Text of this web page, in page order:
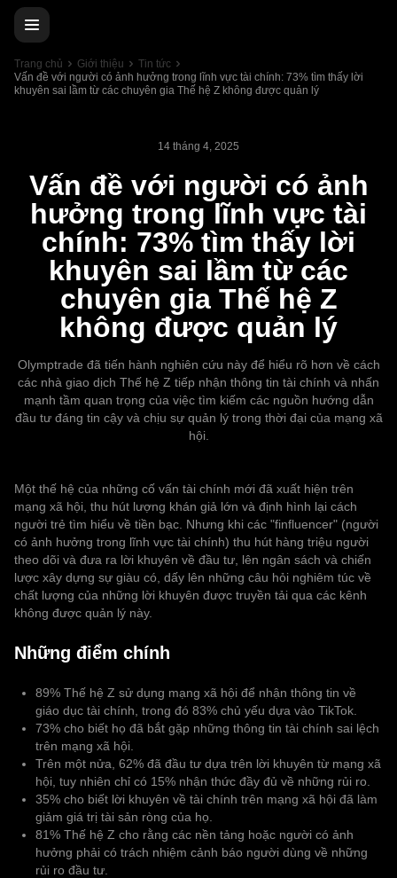
Trang chủ Giới thiệu
Tin tức
Vấn đề với người có ảnh hưởng trong lĩnh vực tài chính: 73% tìm thấy lời
khuyên sai lầm từ các chuyên gia Thế hệ Z không được quản lý
14 tháng 4, 2025
Vấn đề với người có ảnh
hưởng trong lĩnh vực tài
chính: 73% tìm thấy lời
khuyên sai lầm từ các
chuyên gia Thế hệ Z
không được quản lý
Olymptrade đã tiến hành nghiên cứu này để hiểu rõ hơn về cách
các nhà giao dịch Thế hệ Z tiếp nhận thông tin tài chính và nhấn
mạnh tầm quan trọng của việc tìm kiếm các nguồn hướng dẫn
đầu tư đáng tin cậy và chịu sự quản lý trong thời đại của mạng xã
hội.
Một thế hệ của những cố vấn tài chính mới đã xuất hiện trên
mạng xã hội, thu hút lượng khán giả lớn và định hình lại cách
người trẻ tìm hiểu về tiền bạc. Nhưng khi các "finfluencer" (người
có ảnh hưởng trong lĩnh vực tài chính) thu hút hàng triệu người
theo dõi và đưa ra lời khuyên về đầu tư, lên ngân sách và chiến
lược xây dựng sự giàu có, dấy lên những câu hỏi nghiêm túc về
chất lượng của những lời khuyên được truyền tải qua các kênh
không được quản lý này.
Những điểm chính
89% Thế hệ Z sử dụng mạng xã hội để nhận thông tin về
giáo dục tài chính, trong đó 83% chủ yếu dựa vào TikTok.
73% cho biết họ đã bắt gặp những thông tin tài chính sai lệch
trên mạng xã hội.
Trên một nửa, 62% đã đầu tư dựa trên lời khuyên từ mạng xã
hội, tuy nhiên chỉ có 15% nhận thức đầy đủ về những rủi ro.
35% cho biết lời khuyên về tài chính trên mạng xã hội đã làm
giảm giá trị tài sản ròng của họ.
81% Thế hệ Z cho rằng các nền tảng hoặc người có ảnh
hưởng phải có trách nhiệm cảnh báo người dùng về những
rủi ro đầu tư.